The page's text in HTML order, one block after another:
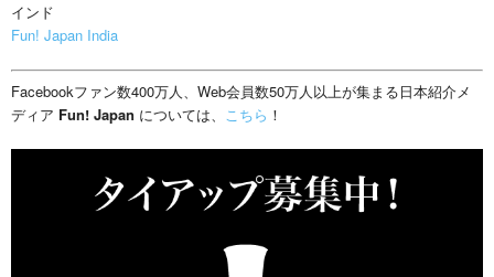
インド
Fun! Japan India
Facebookファン数400万人、Web会員数50万人以上が集まる日本紹介メ
ディア Fun! Japan については、 こちら ！